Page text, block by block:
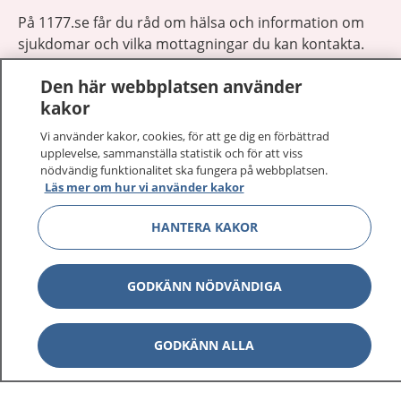
På 1177.se får du råd om hälsa och information om
sjukdomar och vilka mottagningar du kan kontakta.
Logga in för att läsa din journal och göra dina
vårdärenden. Ring telefonnummer 1177 för
sjukvårdsrådgivning dygnet runt.
1177 ger dig råd när du vill må bättre.
1177 på flera språk Visa
Om 1177 Visa
Kontakt Visa
Den här webbplatsen använder
kakor
Vi använder kakor, cookies, för att ge dig en förbättrad
upplevelse, sammanställa statistik och för att viss
nödvändig funktionalitet ska fungera på webbplatsen.
Läs mer om hur vi använder kakor
HANTERA KAKOR
GODKÄNN NÖDVÄNDIGA
GODKÄNN ALLA